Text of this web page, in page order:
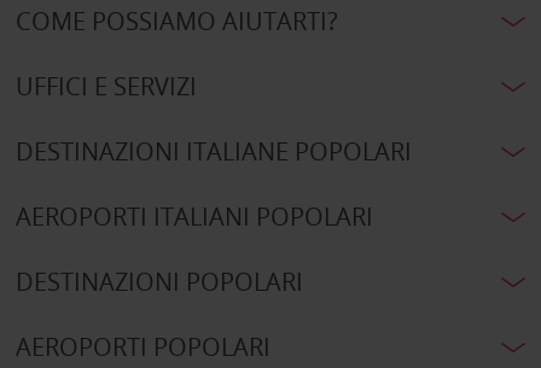
COME POSSIAMO AIUTARTI?
UFFICI E SERVIZI
DESTINAZIONI ITALIANE POPOLARI
AEROPORTI ITALIANI POPOLARI
DESTINAZIONI POPOLARI
AEROPORTI POPOLARI